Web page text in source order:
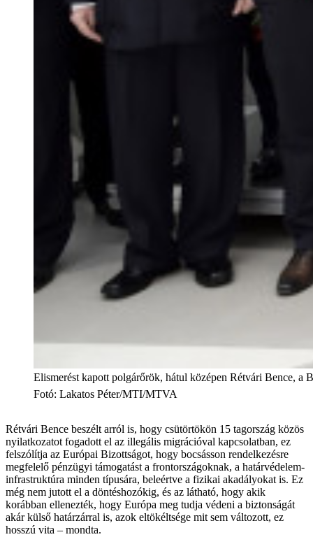
Elismerést kapott polgárőrök, hátul középen Rétvári Bence,
Fotó: Lakatos Péter/MTI/MTVA
Rétvári Bence beszélt arról is, hogy csütörtökön 15 tagország közös
nyilatkozatot fogadott el az illegális migrációval kapcsolatban, ez
felszólítja az Európai Bizottságot, hogy bocsásson rendelkezésre
megfelelő pénzügyi támogatást a frontországoknak, a határvédelem-
infrastruktúra minden típusára, beleértve a fizikai akadályokat is. Ez
még nem jutott el a döntéshozókig, és az látható, hogy akik
korábban ellenezték, hogy Európa meg tudja védeni a biztonságát
akár külső határzárral is, azok eltökéltsége mit sem változott, ez
hosszú vita – mondta.